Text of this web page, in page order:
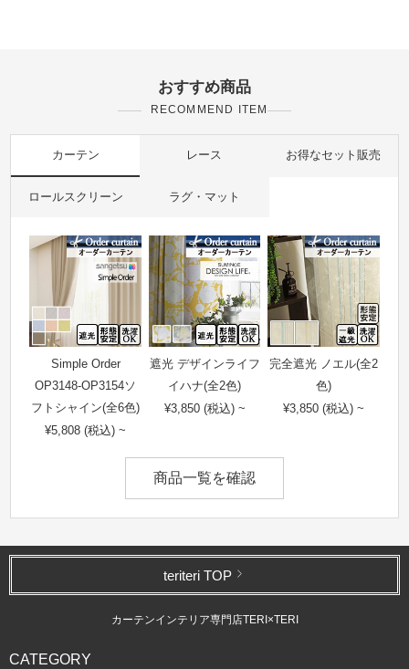
おすすめ商品
RECOMMEND ITEM
カーテン レース お得なセット販売
ロールスクリーン ラグ・マット
Simple Order
OP3148-OP3154ソ
フトシャイン(全6色)
¥5,808 (税込) ~
遮光 デザインライフ
イハナ(全2色)
¥3,850 (税込) ~
完全遮光 ノエル(全2
色)
¥3,850 (税込) ~
商品一覧を確認
teriteri TOP
カーテンインテリア専門店TERI×TERI
CATEGORY